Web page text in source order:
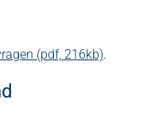
(pdf, 216kb).